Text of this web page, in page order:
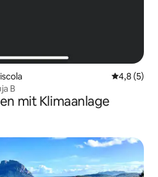
4,8 (5)
B
mit Klimaanlage